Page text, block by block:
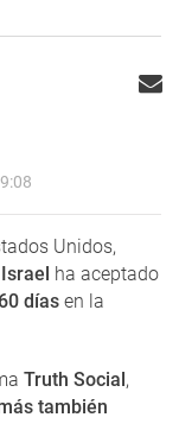
Unidos,
Israel ha aceptado
días en la
Truth Social,
también